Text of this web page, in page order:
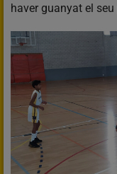
haver guanyat el